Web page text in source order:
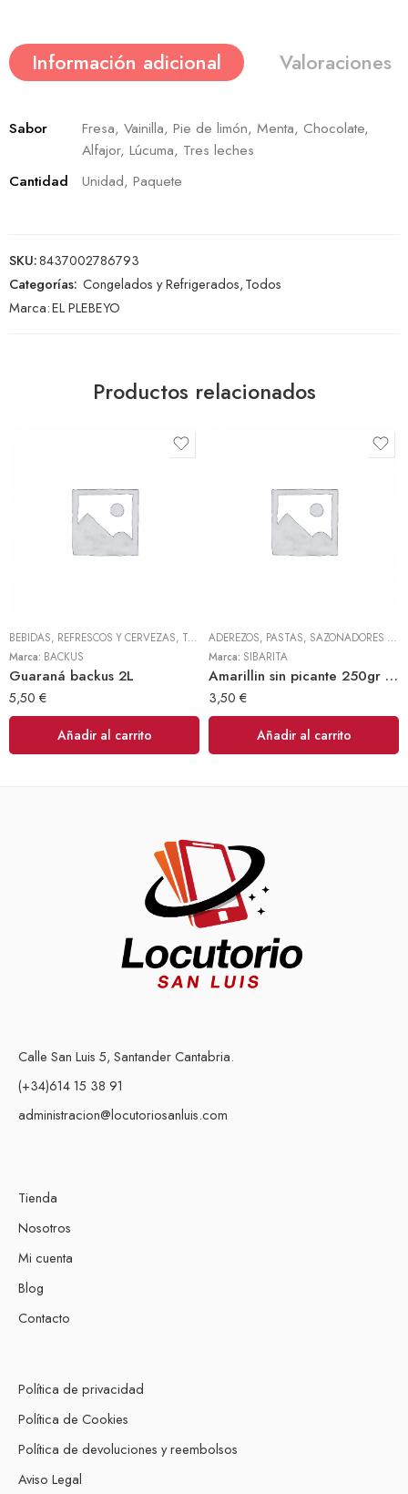
Información adicional Valoraciones
Sabor
Fresa, Vainilla, Pie de limón, Menta, Chocolate,
Alfajor, Lúcuma, Tres leches
Cantidad
Unidad, Paquete
SKU:8437002786793
Categorías: Congelados y Refrigerados,Todos
Marca:EL PLEBEYO
Productos relacionados
BEBIDAS, REFRESCOS Y CERVEZAS, TODOS
Marca: BACKUS
Guaraná backus 2L
5,50 €
Añadir al carrito
ADEREZOS, PASTAS, SAZONADORES Y CONDIMENTOS
Marca: SIBARITA
Amarillin sin picante 250gr (Sibarita)
3,50 €
Añadir al carrito
Calle San Luis 5, Santander Cantabria.
(+34)614 15 38 91
administracion@locutoriosanluis.com
Tienda
Nosotros
Mi cuenta
Blog
Contacto
Política de privacidad
Política de Cookies
Política de devoluciones y reembolsos
Aviso Legal